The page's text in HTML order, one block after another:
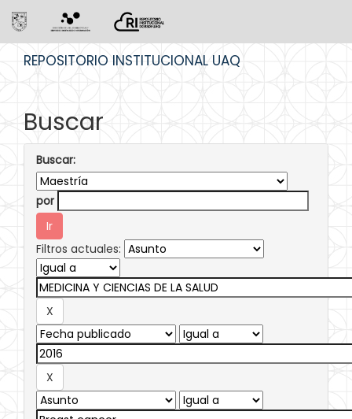
REPOSITORIO INSTITUCIONAL UAQ
Buscar
Buscar:
por
Filtros actuales: